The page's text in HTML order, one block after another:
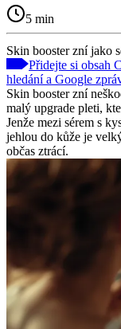
5 min
Skin booster zní jako
Přidejte si obsah
hledání a Google
Skin booster zní
malý upgrade pleti,
Jenže mezi sérem s
jehlou do kůže je
občas ztrácí.